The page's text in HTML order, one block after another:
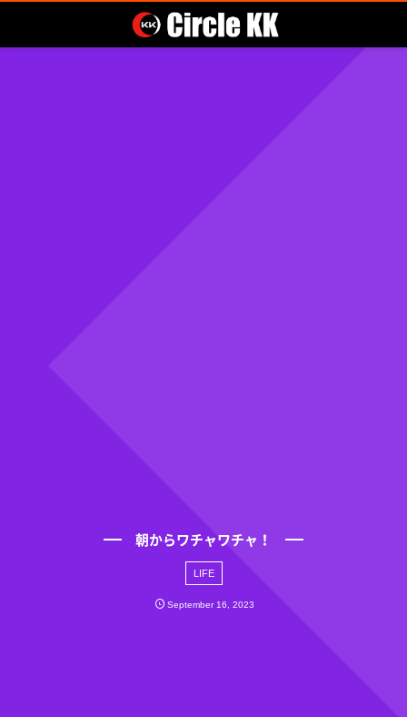
朝からワチャワチャ！
LIFE
September 16 ,2023